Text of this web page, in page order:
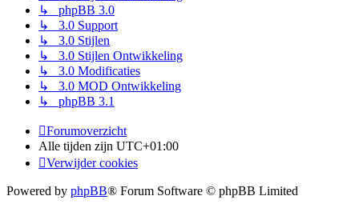
↳ phpBB 3.0
↳ 3.0 Support
↳ 3.0 Stijlen
↳ 3.0 Stijlen Ontwikkeling
↳ 3.0 Modificaties
↳ 3.0 MOD Ontwikkeling
↳ phpBB 3.1
Forumoverzicht
Alle tijden zijn UTC+01:00
Verwijder cookies
Powered by phpBB® Forum Software © phpBB Limited